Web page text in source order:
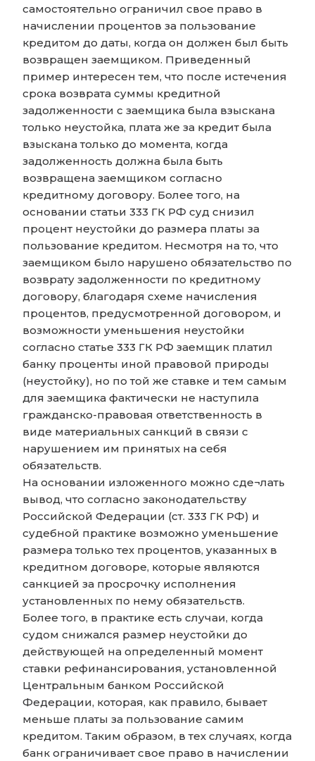
самостоятельно ограничил свое право в
начислении процентов за пользование
кредитом до даты, когда он должен был быть
возвращен заемщиком. Приведенный
пример интересен тем, что после истечения
срока возврата суммы кредитной
задолженности с заемщика была взыскана
только неустойка, плата же за кредит была
взыскана только до момента, когда
задолженность должна была быть
возвращена заемщиком согласно
кредитному договору. Более того, на
основании статьи 333 ГК РФ суд снизил
процент неустойки до размера платы за
пользование кредитом. Несмотря на то, что
заемщиком было нарушено обязательство по
возврату задолженности по кредитному
договору, благодаря схеме начисления
процентов, предусмотренной договором, и
возможности уменьшения неустойки
согласно статье 333 ГК РФ заемщик платил
банку проценты иной правовой природы
(неустойку), но по той же ставке и тем самым
для заемщика фактически не наступила
гражданско-правовая ответственность в
виде материальных санкций в связи с
нарушением им принятых на себя
обязательств.
На основании изложенного можно сде¬лать
вывод, что согласно законодательству
Российской Федерации (ст. 333 ГК РФ) и
судебной практике возможно уменьшение
размера только тех процентов, указанных в
кредитном договоре, которые являются
санкцией за просрочку исполнения
установленных по нему обязательств.
Более того, в практике есть случаи, когда
судом снижался размер неустойки до
действующей на определенный момент
ставки рефинансирования, установленной
Центральным банком Российской
Федерации, которая, как правило, бывает
меньше платы за пользование самим
кредитом. Таким образом, в тех случаях, когда
банк ограничивает свое право в начислении